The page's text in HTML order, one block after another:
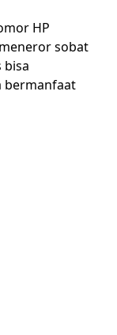
HP
sobat
bisa
bermanfaat